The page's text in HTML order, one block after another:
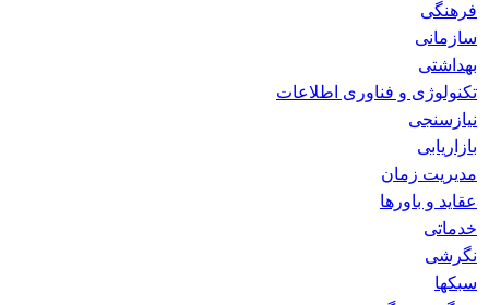
فرهنگی
سازمانی
بهداشتی
تکنولوژی و فناوری اطلاعات
نیازسنجی
بازاریابی
مدیریت زمان
عقاید و باورها
خدماتی
نگرشی
سبکها